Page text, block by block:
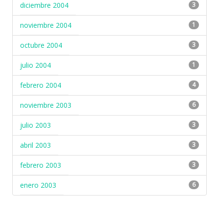
diciembre 2004 3
noviembre 2004 1
octubre 2004 3
julio 2004 1
febrero 2004 4
noviembre 2003 6
julio 2003 3
abril 2003 3
febrero 2003 3
enero 2003 6